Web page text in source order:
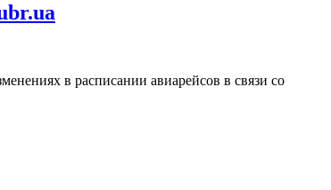
в расписании авиарейсов в связи со